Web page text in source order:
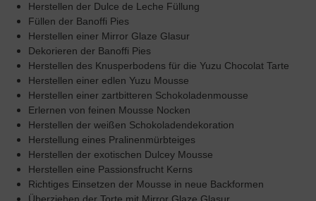
Herstellen der Dulce de Leche Füllung
Füllen der Banoffi Pies
Herstellen einer Mirror Glaze Glasur
Dekorieren der Banoffi Pies
Herstellen des Knusperbodens für die Yuzu Chocolat Tarte
Herstellen einer edlen Yuzu Mousse
Herstellen einer zartbitteren Schokoladenmousse
Erlernen von feinen Mousse Nocken
Herstellen der weißen Schokoladendekoration
Herstellung eines Pralinenmürbteiges
Herstellen der exotischen Dulcey Mousse
Herstellen eine Passionsfrucht Kerns
Richtiges Einsetzen der Mousse in neue Backformen